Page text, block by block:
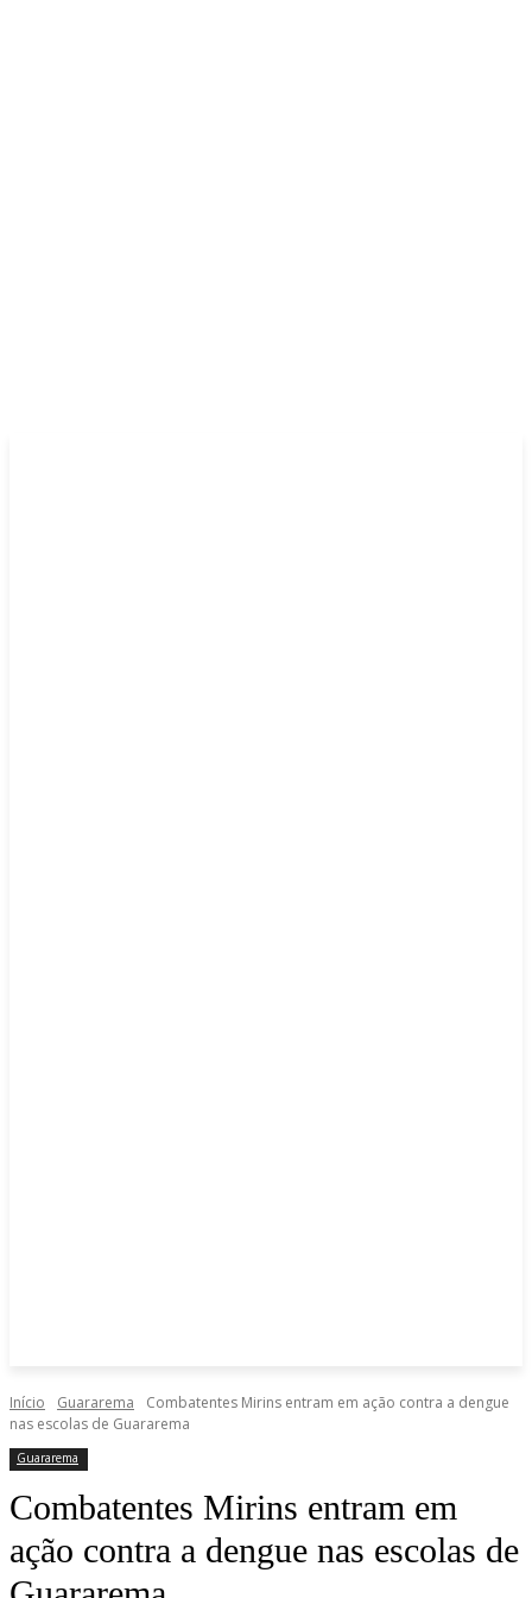
Início Guararema
Combatentes Mirins entram em ação contra a dengue
nas escolas de Guararema
Guararema
Combatentes Mirins entram em
ação contra a dengue nas escolas de